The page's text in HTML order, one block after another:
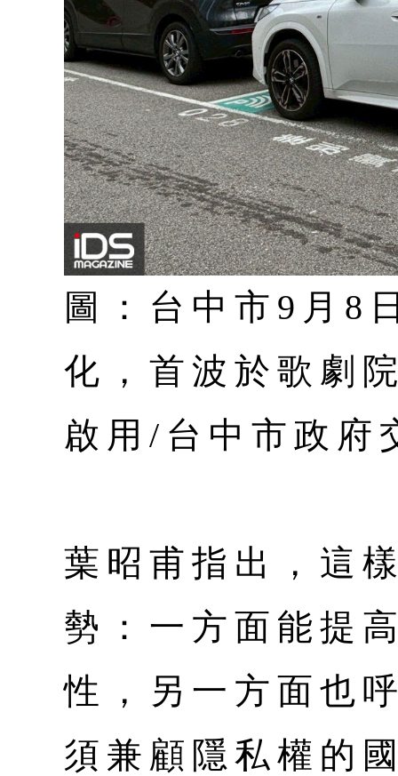
圖：台中市9月8
化，首波於歌劇
啟用/台中市政府
葉昭甫指出，這
勢：一方面能提
性，另一方面也
須兼顧隱私權的